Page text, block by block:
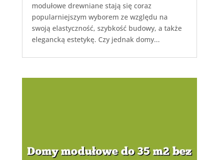
modułowe drewniane stają się coraz
popularniejszym wyborem ze względu na
swoją elastyczność, szybkość budowy, a także
elegancką estetykę. Czy jednak domy...